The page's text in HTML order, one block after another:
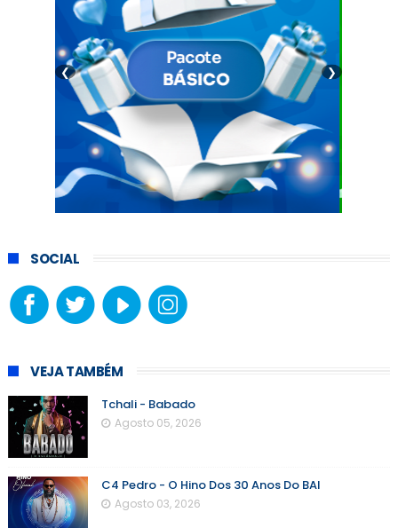
❮ ❯
SOCIAL
VEJA TAMBÉM
Tchali - Babado
Agosto 05, 2026
C4 Pedro - O Hino Dos 30 Anos Do BAI
Agosto 03, 2026